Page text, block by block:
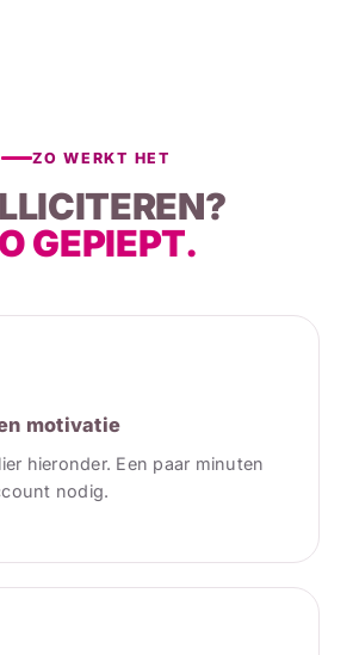
ZO WERKT HET
GEPIEPT.
motivatie
hieronder. Een paar minuten
nodig.